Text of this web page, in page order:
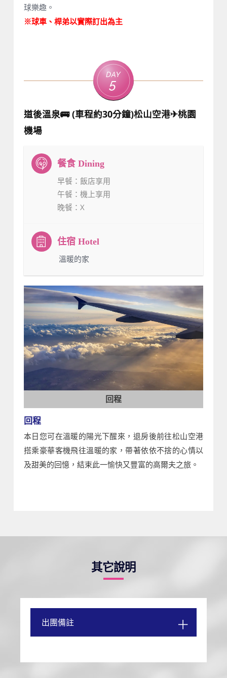
球樂趣。
※球車、桿弟以實際訂出為主
Day
5
道後溫泉🚌 (車程約30分鐘)松山空港✈桃園
機場
早餐 ：飯店享用
午餐 ：機上享用
晚餐 ：X
：溫暖的家
回程
回程
本日您可在溫暖的陽光下醒來，退房後前往松山空港
搭乘豪華客機飛往溫暖的家，帶著依依不捨的心情以
及甜美的回憶，結束此一愉快又豐富的高爾夫之旅。
其它說明
出團備註